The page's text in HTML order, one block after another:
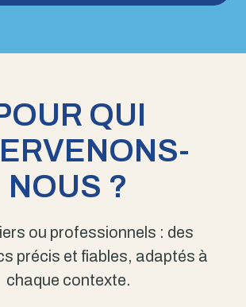
QUI
NOUS ?
ou professionnels : des
précis et fiables, adaptés à
chaque contexte.